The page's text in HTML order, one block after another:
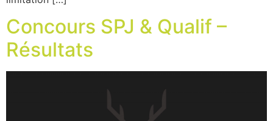
Concours SPJ & Qualif –
Résultats